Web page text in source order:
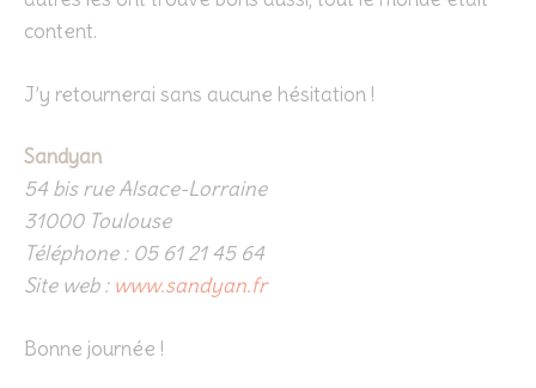
content.
J’y retournerai sans aucune hésitation !
Sandyan
54 bis rue Alsace-Lorraine
31000 Toulouse
Téléphone : 05 61 21 45 64
Site web : www.sandyan.fr
Bonne journée !